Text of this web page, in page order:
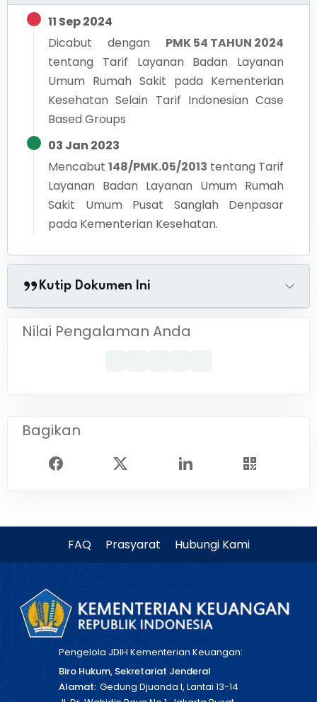
11 Sep 2024
Dicabut dengan
PMK 54 TAHUN 2024
tentang Tarif Layanan Badan Layanan
Umum Rumah Sakit pada Kementerian
Kesehatan Selain Tarif Indonesian Case
Based Groups
03 Jan 2023
Mencabut 148/PMK.05/2013 tentang Tarif
Layanan Badan Layanan Umum Rumah
Sakit Umum Pusat Sanglah Denpasar
pada Kementerian Kesehatan.
Kutip Dokumen Ini
Nilai Pengalaman Anda
Bagikan
FAQ Prasyarat Hubungi Kami
Pengelola JDIH Kementerian Keuangan:
Biro Hukum, Sekretariat Jenderal
Alamat: Gedung Djuanda I, Lantai 13-14